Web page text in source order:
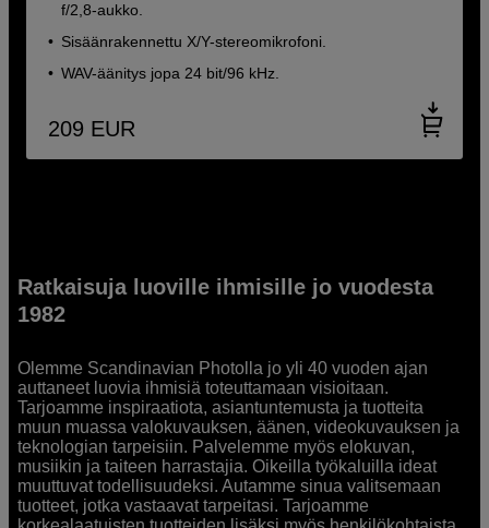
f/2,8-aukko.
Sisäänrakennettu X/Y-stereomikrofoni.
WAV-äänitys jopa 24 bit/96 kHz.
209 EUR
Ratkaisuja luoville ihmisille jo vuodesta
1982
Olemme Scandinavian Photolla jo yli 40 vuoden ajan
auttaneet luovia ihmisiä toteuttamaan visioitaan.
Tarjoamme inspiraatiota, asiantuntemusta ja tuotteita
muun muassa valokuvauksen, äänen, videokuvauksen ja
teknologian tarpeisiin. Palvelemme myös elokuvan,
musiikin ja taiteen harrastajia. Oikeilla työkaluilla ideat
muuttuvat todellisuudeksi. Autamme sinua valitsemaan
tuotteet, jotka vastaavat tarpeitasi. Tarjoamme